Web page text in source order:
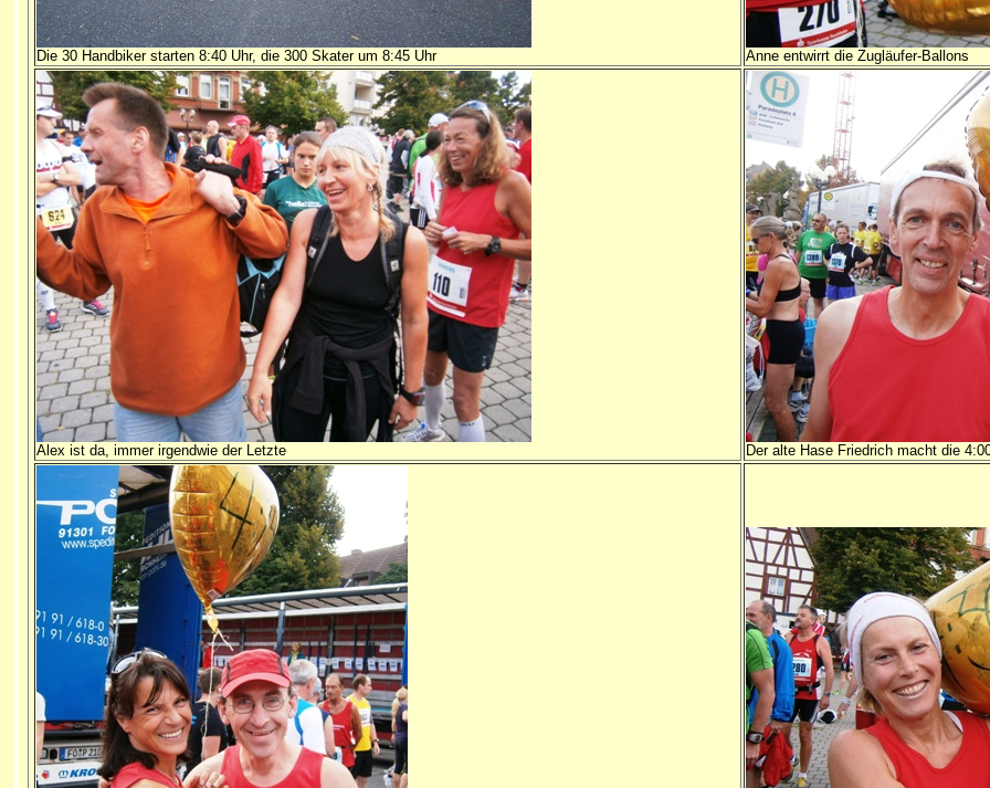
Die 30 Handbiker starten 8:40 Uhr, die 300 Skater um 8:45 Uhr Anne entwirrt die Zugläufer-Ballons
Alex ist da, immer irgendwie der Letzte Der alte Hase Friedrich macht die